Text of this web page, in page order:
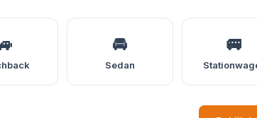
🚘
Sedan
🚐